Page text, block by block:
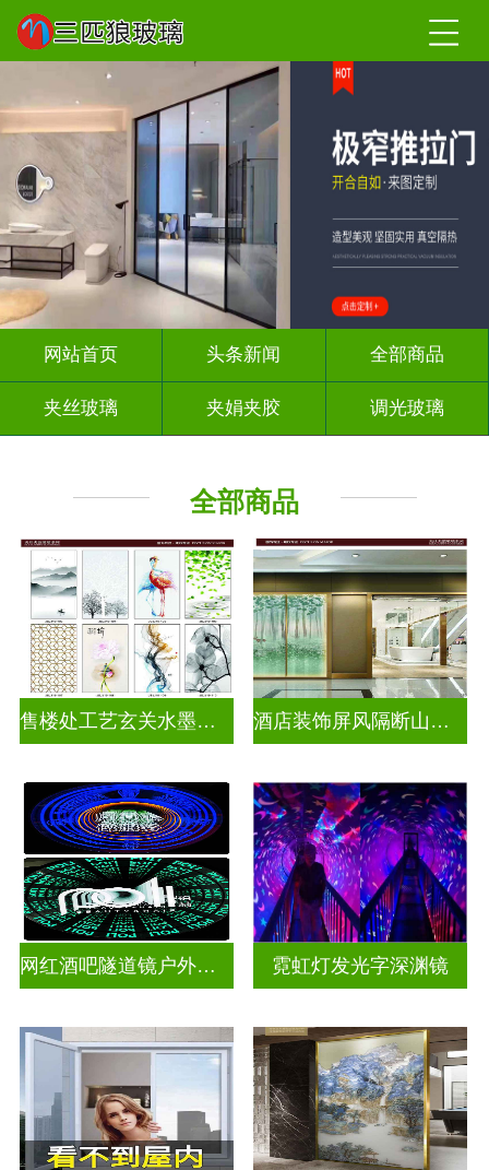
网站首页 头条新闻 全部商品
夹丝玻璃 夹娟夹胶 调光玻璃
其它玻璃
全部商品
售楼处工艺玄关水墨山水画玻璃 酒店装饰屏风隔断山水画玻璃
网红酒吧隧道镜户外门头招牌深渊镜千层镜 霓虹灯发光字深渊镜